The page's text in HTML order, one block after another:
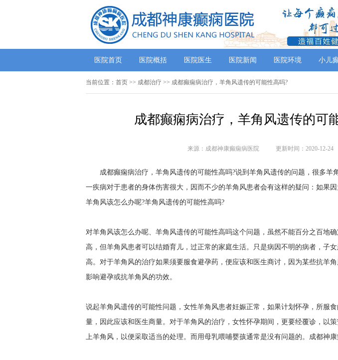
医院首页 医院概括 医院医生 医院新闻 医院环境 小儿
当前位置： 首页 >> 成都治疗 >> 成都癫痫病治疗，羊角风遗传的可能性高吗?
成都癫痫病治疗，羊角风遗传的可
来源：成都神康癫痫病医院 更新时间：2020-12-24
成都癫痫病治疗，羊角风遗传的可能性高吗?说到羊角风遗传的问题，很多羊
一疾病对于患者的身体伤害很大，因而不少的羊角风患者会有这样的疑问：如果
羊角风该怎么办呢?羊角风遗传的可能性高吗?
对羊角风该怎么办呢、羊角风遗传的可能性高吗这个问题，虽然不能百分之百地
高，但羊角风患者可以结婚育儿，过正常的家庭生活。只是病因不明的病者，子
高。对于羊角风的治疗如果须要服食避孕药，便应该和医生商讨，因为某些抗羊
影响避孕或抗羊角风的功效。
说起羊角风遗传的可能性问题，女性羊角风患者妊娠正常，如果计划怀孕，所服
量，因此应该和医生商量。对于羊角风的治疗，女性怀孕期间，更要经覆诊，以
上羊角风，以便采取适当的处理。而用母乳喂哺婴孩通常是没有问题的。 成都神